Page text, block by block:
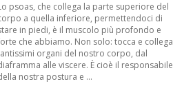
psoas, che collega la parte superiore del
a quella inferiore, permettendoci di
in piedi, è il muscolo più profondo e
che abbiamo. Non solo: tocca e collega
organi del nostro corpo, dal
alle viscere. È cioè il responsabile
nostra postura e ...